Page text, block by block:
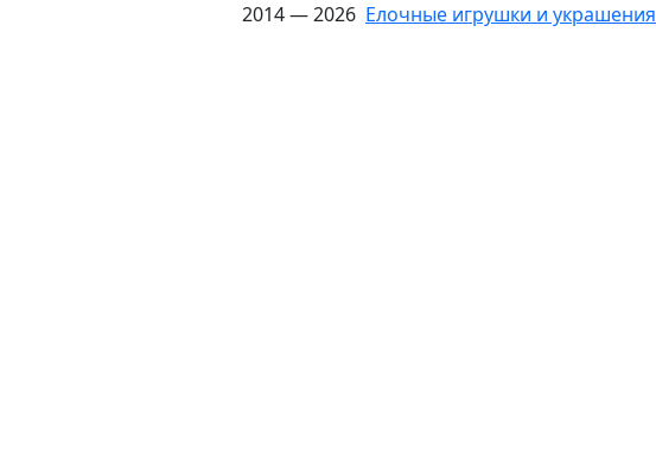
2014 — 2026 Елочные игрушки и украшения